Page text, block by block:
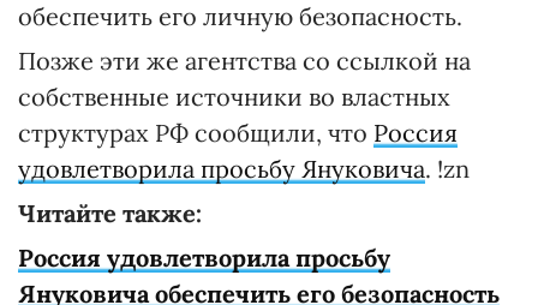
обеспечить его личную безопасность.
Позже эти же агентства со ссылкой на
собственные источники во властных
структурах РФ сообщили, что Россия
удовлетворила просьбу Януковича. !zn
Читайте также:
Россия удовлетворила просьбу
Януковича обеспечить его безопасность